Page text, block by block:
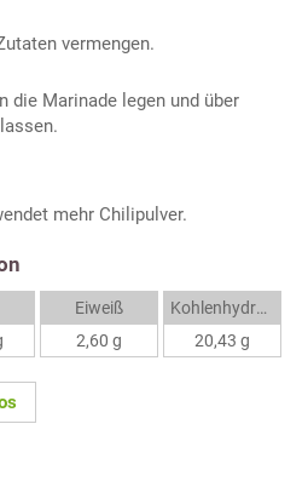
vermengen.
die Marinade legen und über
mehr Chilipulver.
Eiweiß
2,60 g
Kohlenhydrate
20,43 g